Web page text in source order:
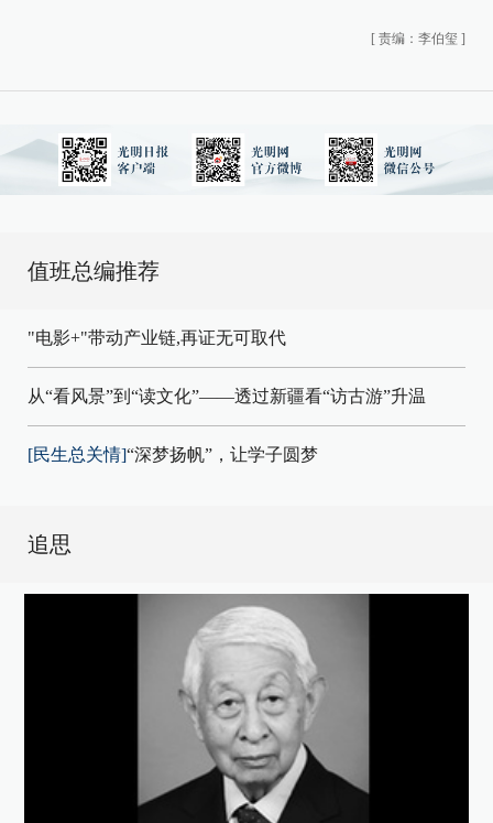
[ 责编：李伯玺 ]
值班总编推荐
"电影+"带动产业链,再证无可取代
从“看风景”到“读文化”——透过新疆看“访古游”升温
[民生总关情]“深梦扬帆”，让学子圆梦
追思